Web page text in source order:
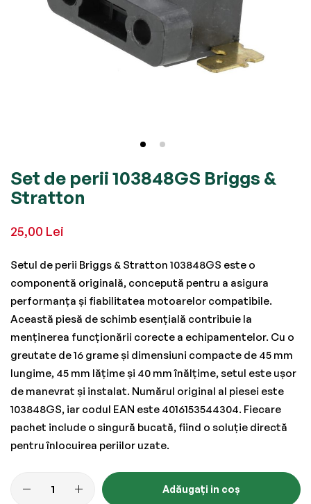
to
the
of
images
gallery
Set de perii 103848GS Briggs &
Stratton
25,00 Lei
Setul de perii Briggs & Stratton 103848GS este o
componentă originală, concepută pentru a asigura
performanța și fiabilitatea motoarelor compatibile.
Această piesă de schimb esențială contribuie la
menținerea funcționării corecte a echipamentelor. Cu o
greutate de 16 grame și dimensiuni compacte de 45 mm
lungime, 45 mm lățime și 40 mm înălțime, setul este ușor
de manevrat și instalat. Numărul original al piesei este
103848GS, iar codul EAN este 4016153544304. Fiecare
pachet include o singură bucată, fiind o soluție directă
pentru înlocuirea periilor uzate.
Adăugați in coș